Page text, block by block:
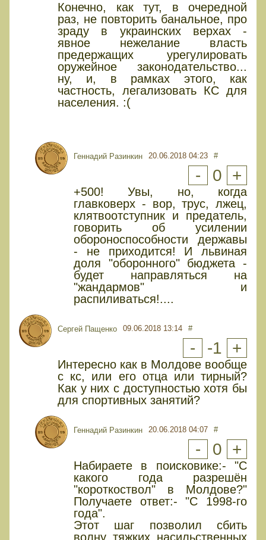
Конечно, как тут, в очередной
раз, не повторить банальное, про
зраду в украинских верхах -
явное нежелание власть
предержащих урегулировать
оружейное законодательство...
ну, и, в рамках этого, как
частность, легализовать КС для
населения. :(
Геннадий Разинкин 20.06.2018 04:23 #
- 0 +
+500! Увы, но, когда
главковерх - вор, трус, лжец,
клятвоотступник и предатель,
говорить об усилении
обороноспособности державы
- не приходится! И львиная
доля "оборонного" бюджета -
будет направляться на
"жандармов" и
распиливаться!....
Сергей Пащенко 09.06.2018 13:14 #
- -1 +
Интересно как в Молдове вообще
с кс, или его отца или тирный?
Как у них с доступностью хотя бы
для спортивных занятий?
Геннадий Разинкин 20.06.2018 04:07 #
- 0 +
Набираете в поисковике:- "С
какого года разрешён
"короткоствол" в Молдове?"
Получаете ответ:- "С 1998-го
года".
Этот шаг позволил сбить
волну тяжких насильственных